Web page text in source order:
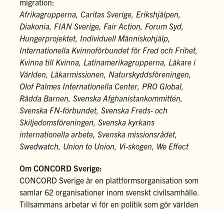
Afrikagrupperna, Caritas Sverige, Erikshjälpen,
Diakonia, FIAN Sverige, Fair Action, Forum Syd,
Hungerprojektet, Individuell Människohjälp,
Internationella Kvinnoförbundet för Fred och Frihet,
Kvinna till Kvinna, Latinamerikagrupperna, Läkare i
Världen, Läkarmissionen, Naturskyddsföreningen,
Olof Palmes Internationella Center, PRO Global,
Rädda Barnen, Svenska Afghanistankommittén,
Svenska FN-förbundet, Svenska Freds- och
Skiljedomsföreningen, Svenska kyrkans
internationella arbete, Svenska missionsrådet,
Swedwatch, Union to Union, Vi-skogen, We Effect
Om CONCORD Sverige:
CONCORD Sverige är en plattformsorganisation som
samlar 62 organisationer inom svenskt civilsamhälle.
Tillsammans arbetar vi för en politik som gör världen